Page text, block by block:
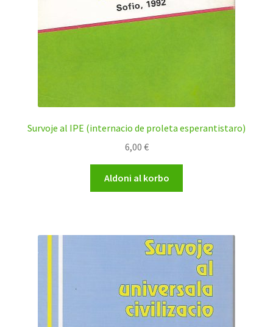
Survoje al IPE (internacio de proleta esperantistaro)
6,00 €
Aldoni al korbo